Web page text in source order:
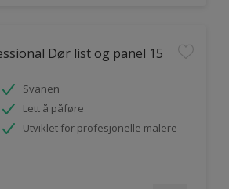
Dør list og panel 15
Svanen
Lett å påføre
Utviklet for profesjonelle malere